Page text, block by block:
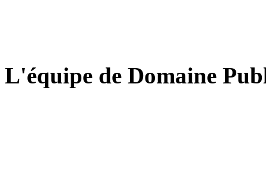
L'équipe de Domaine